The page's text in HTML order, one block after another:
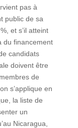
pas à
public de sa
et s’il atteint
du financement
candidats
doivent être
de
s’applique en
la liste de
un
Nicaragua,